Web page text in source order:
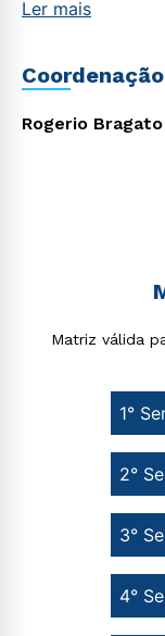
Ler mais
Rogerio
Matriz válida
1°
4°
3°
2°
Rápido
Estou de
autorizo que